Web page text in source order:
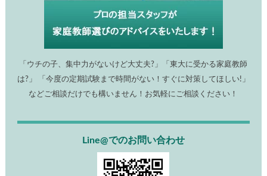
「ウチの子、集中力がないけど大丈夫?」「東大に受かる家庭教師
は?」 「今度の定期試験まで時間がない！すぐに対策してほしい!」
などご相談だけでも構いません！お気軽にご相談ください！
Line@でのお問い合わせ